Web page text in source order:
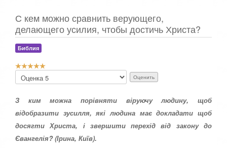
С кем можно сравнить верующего,
делающего усилия, чтобы достичь Христа?
Библия
Р
й
и
н
г
:
о
а
л
й
с
З ким можна порівняти віруючу людину, щоб
відобразити зусилля, які людина має докладати щоб
досягти Христа, і звершити перехід від закону до
Євангелія? (Ірина, Київ).